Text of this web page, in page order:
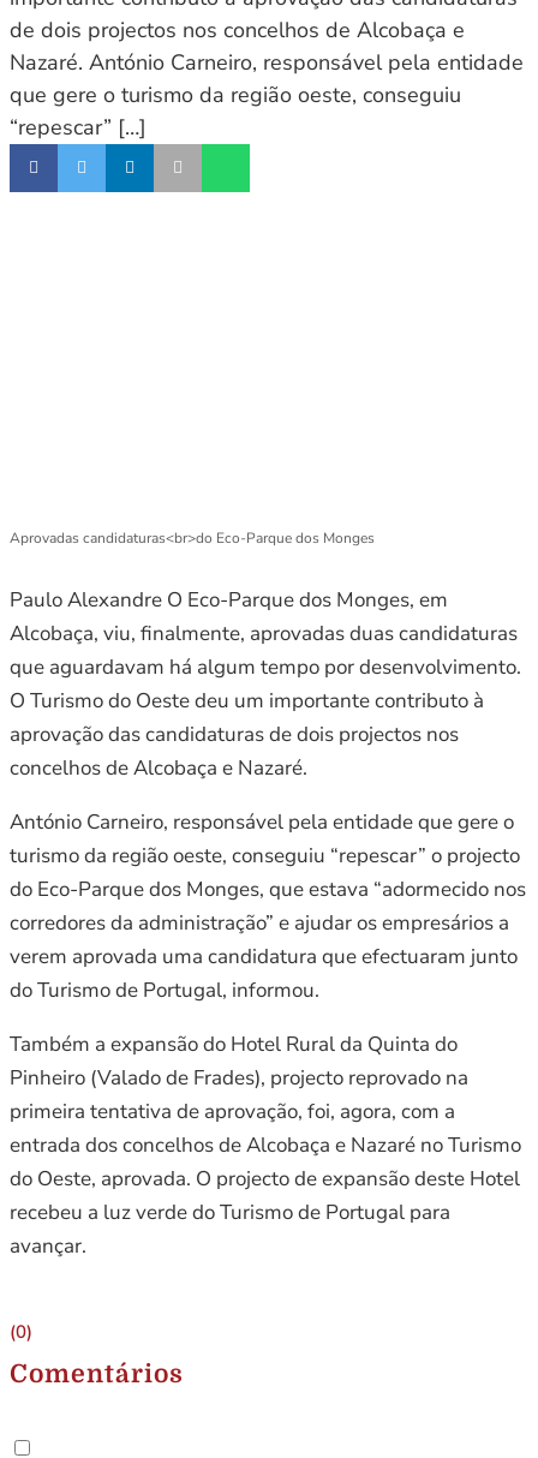
de dois projectos nos concelhos de Alcobaça e
Nazaré. António Carneiro, responsável pela entidade
que gere o turismo da região oeste, conseguiu
“repescar” […]
Aprovadas candidaturas<br>do Eco-Parque dos Monges
Paulo Alexandre O Eco-Parque dos Monges, em
Alcobaça, viu, finalmente, aprovadas duas candidaturas
que aguardavam há algum tempo por desenvolvimento.
O Turismo do Oeste deu um importante contributo à
aprovação das candidaturas de dois projectos nos
concelhos de Alcobaça e Nazaré.
António Carneiro, responsável pela entidade que gere o
turismo da região oeste, conseguiu “repescar” o projecto
do Eco-Parque dos Monges, que estava “adormecido nos
corredores da administração” e ajudar os empresários a
verem aprovada uma candidatura que efectuaram junto
do Turismo de Portugal, informou.
Também a expansão do Hotel Rural da Quinta do
Pinheiro (Valado de Frades), projecto reprovado na
primeira tentativa de aprovação, foi, agora, com a
entrada dos concelhos de Alcobaça e Nazaré no Turismo
do Oeste, aprovada. O projecto de expansão deste Hotel
recebeu a luz verde do Turismo de Portugal para
avançar.
(0)
Comentários